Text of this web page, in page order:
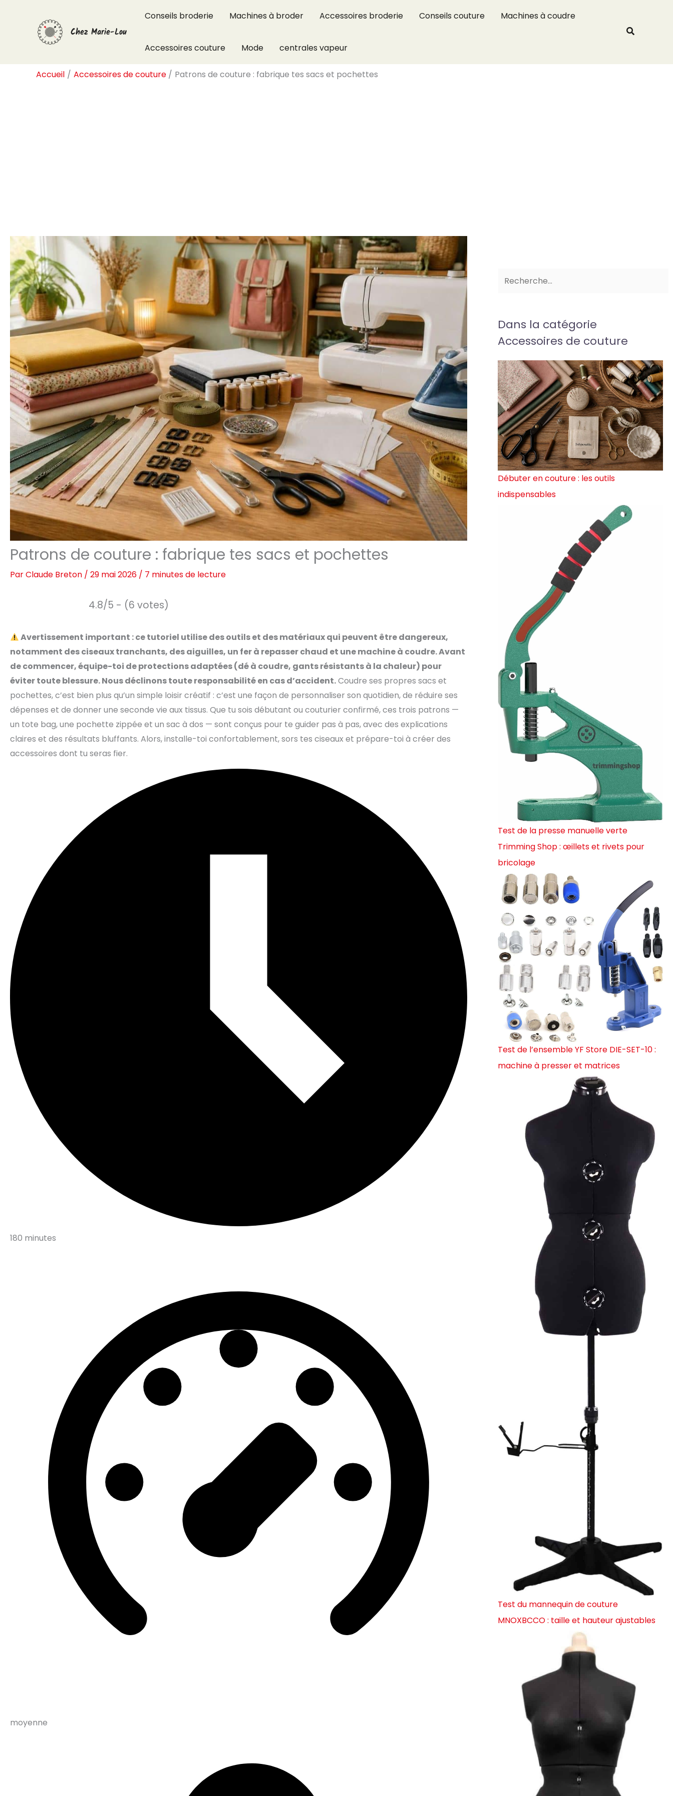
Chez Marie-Lou
Conseils broderie Machines à broder Accessoires broderie Conseils couture Machines à coudre
Accessoires couture Mode centrales vapeur
Accueil Accessoires de couture Patrons de couture : fabrique tes sacs et pochettes
Patrons de couture : fabrique tes sacs et pochettes
ParClaude Breton / 29 mai 2026 / 7 minutes de lecture
4.8/5 - (6 votes)
Avertissement important : ce tutoriel utilise des outils et des matériaux qui peuvent être dangereux,
notamment des ciseaux tranchants, des aiguilles, un fer à repasser chaud et une machine à coudre. Avant
de commencer, équipe-toi de protections adaptées (dé à coudre, gants résistants à la chaleur) pour
éviter toute blessure. Nous déclinons toute responsabilité en cas d’accident.Coudre ses propres sacs et
pochettes, c’est bien plus qu’un simple loisir créatif : c’est une façon de personnaliser son quotidien, de réduire ses
dépenses et de donner une seconde vie aux tissus. Que tu sois débutant ou couturier confirmé, ces trois patrons —
un tote bag, une pochette zippée et un sac à dos — sont conçus pour te guider pas à pas, avec des explications
claires et des résultats bluffants. Alors, installe-toi confortablement, sors tes ciseaux et prépare-toi à créer des
accessoires dont tu seras fier.
180 minutes
moyenne
Dans la catégorie
Accessoires de couture
Débuter en couture : les outils
indispensables
Test de la presse manuelle verte
Trimming Shop : œillets et rivets pour
bricolage
Test de l’ensemble YF Store DIE-SET-10 :
machine à presser et matrices
Test du mannequin de couture
MNOXBCCO : taille et hauteur ajustables